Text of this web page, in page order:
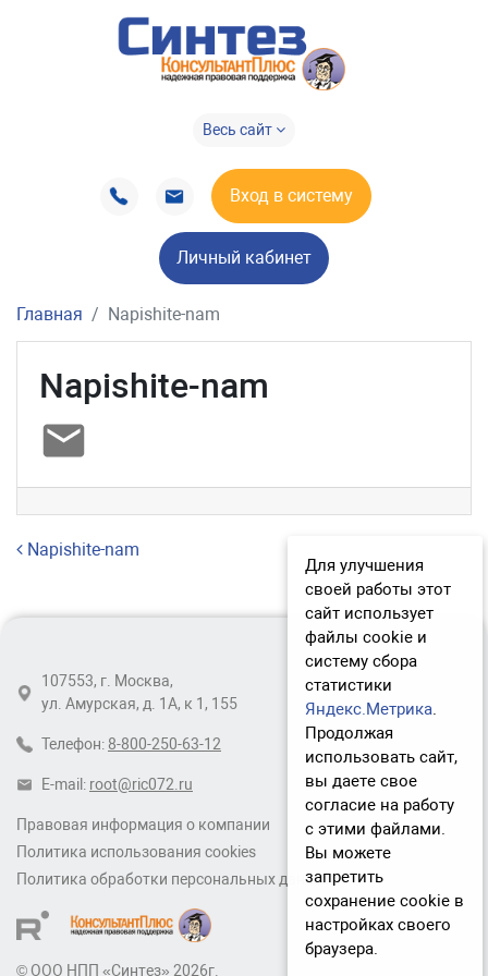
Весь сайт
Вход в систему
Личный кабинет
Главная Napishite-nam
Napishite-nam
Навигация по записям
Napishite-nam
Правовая информация о компании
Политика использования cookies
Политика обработки персональных данных
© ООО НПП «Синтез» 2026г.
107553, г. Москва,
ул. Амурская, д. 1А, к 1, 155
Телефон: 8-800-250-63-12
E-mail: root@ric072.ru
Для улучшения
своей работы этот
сайт использует
файлы cookie и
систему сбора
статистики
Яндекс.Метрика.
Продолжая
использовать сайт,
вы даете свое
согласие на работу
с этими файлами.
Вы можете
запретить
сохранение cookie в
настройках своего
браузера.